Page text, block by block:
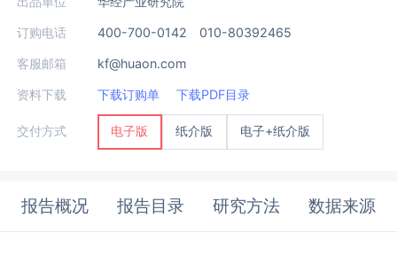
订购电话 400-700-0142 010-80392465
客服邮箱 kf@huaon.com
资料下载 下载订购单 下载PDF目录
交付方式 电子版 纸介版 电子+纸介版
报告概况 报告目录 研究方法 数据来源